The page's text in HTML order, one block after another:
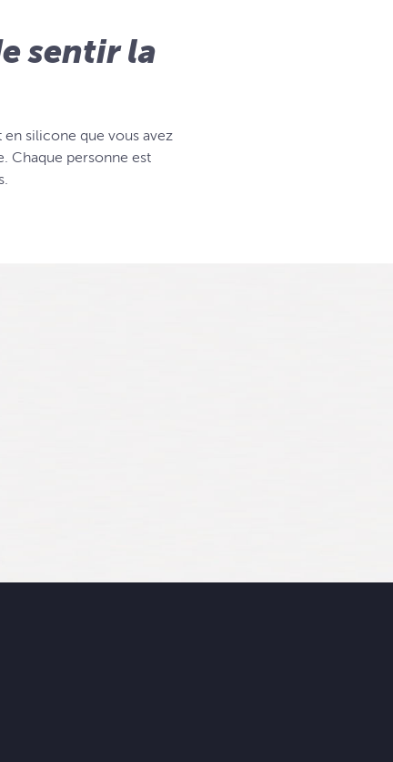
sentir la
silicone que vous avez
Chaque personne est